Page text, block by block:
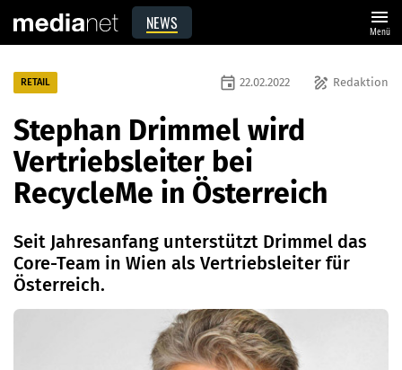
NEWS menu
Menü
RETAIL draw Redaktion
event 22.02.2022
Stephan Drimmel wird
Vertriebsleiter bei
RecycleMe in Österreich
Seit Jahresanfang unterstützt Drimmel das
Core-Team in Wien als Vertriebsleiter für
Österreich.